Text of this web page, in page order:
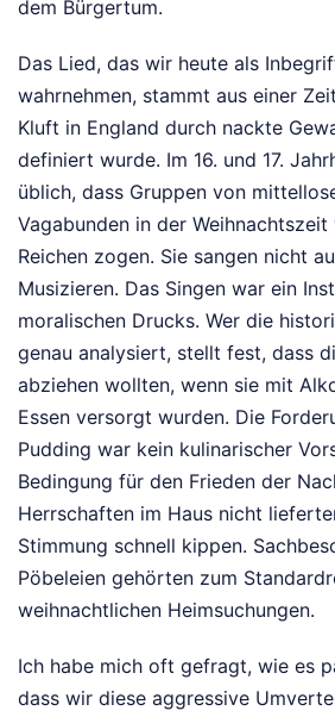
dem Bürgertum.
Das Lied, das wir heute als
wahrnehmen, stammt aus einer
Kluft in England durch nackte
definiert wurde. Im 16. und 17.
üblich, dass Gruppen von
Vagabunden in der
Reichen zogen. Sie sangen nicht
Musizieren. Das Singen war ein
moralischen Drucks. Wer die
genau analysiert, stellt fest, dass
abziehen wollten, wenn sie mit
Essen versorgt wurden. Die
Pudding war kein kulinarischer
Bedingung für den Frieden der
Herrschaften im Haus nicht
Stimmung schnell kippen.
Pöbeleien gehörten zum
weihnachtlichen Heimsuchungen.
Ich habe mich oft gefragt, wie es
dass wir diese aggressive